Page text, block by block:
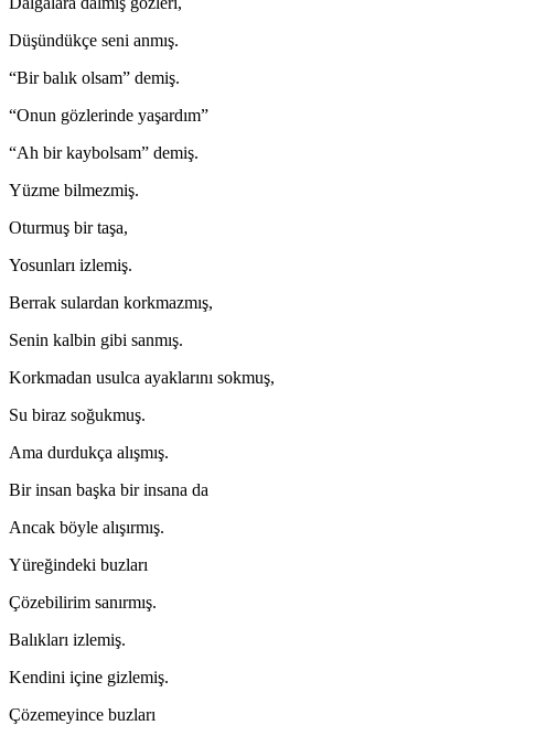
Düşündükçe seni anmış.
“Bir balık olsam” demiş.
“Onun gözlerinde yaşardım”
“Ah bir kaybolsam” demiş.
Yüzme bilmezmiş.
Oturmuş bir taşa,
Yosunları izlemiş.
Berrak sulardan korkmazmış,
Senin kalbin gibi sanmış.
Korkmadan usulca ayaklarını sokmuş,
Su biraz soğukmuş.
Ama durdukça alışmış.
Bir insan başka bir insana da
Ancak böyle alışırmış.
Yüreğindeki buzları
Çözebilirim sanırmış.
Balıkları izlemiş.
Kendini içine gizlemiş.
Çözemeyince buzları